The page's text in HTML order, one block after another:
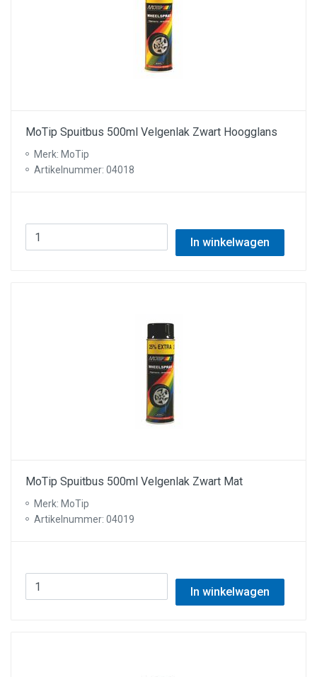
MoTip Spuitbus 500ml Velgenlak Zwart Hoogglans
Merk: MoTip
Artikelnummer: 04018
In winkelwagen
MoTip Spuitbus 500ml Velgenlak Zwart Mat
Merk: MoTip
Artikelnummer: 04019
In winkelwagen